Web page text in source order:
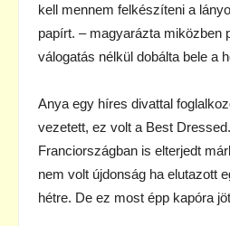
kell mennem felkészíteni a
papírt. – magyarázta miközben
válogatás nélkül dobálta bele a
Anya egy híres divattal
vezetett, ez volt a Best
Franciországban is elterjedt
nem volt újdonság ha elutazott
hétre. De ez most épp kapóra